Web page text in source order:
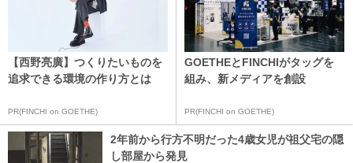
【西野亮廣】つくりたいものを
追求できる環境の作り方とは
PR(FINCHI on GOETHE)
GOETHEとFINCHIがタッグを
組み、新メディアを創設
PR(FINCHI on GOETHE)
2年前から行方不明だった4歳女児が祖父宅の隠
し部屋から発見